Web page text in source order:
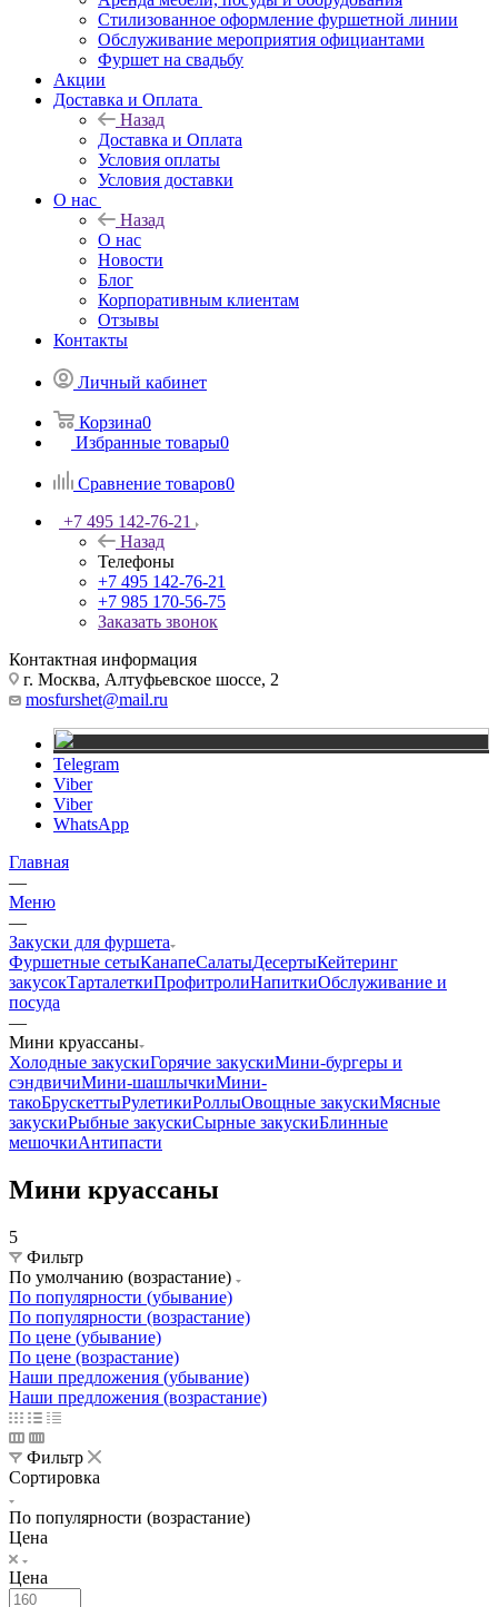
Стилизованное оформление фуршетной линии
Обслуживание мероприятия официантами
Фуршет на свадьбу
Акции
Доставка и Оплата
Назад
Доставка и Оплата
Условия оплаты
Условия доставки
О нас
Назад
О нас
Новости
Блог
Корпоративным клиентам
Отзывы
Контакты
Личный кабинет
Корзина0
Избранные товары0
Сравнение товаров0
+7 495 142-76-21
Назад
Телефоны
+7 495 142-76-21
+7 985 170-56-75
Заказать звонок
Контактная информация
г. Москва, Алтуфьевское шоссе, 2
mosfurshet@mail.ru
Telegram
Viber
Viber
WhatsApp
Главная
—
Меню
—
Закуски для фуршета
Фуршетные сетыКанапеСалатыДесертыКейтеринг
закусокТарталеткиПрофитролиНапиткиОбслуживание и
посуда
—
Мини круассаны
Холодные закускиГорячие закускиМини-бургеры и
сэндвичиМини-шашлычкиМини-
такоБрускеттыРулетикиРоллыОвощные закускиМясные
закускиРыбные закускиСырные закускиБлинные
мешочкиАнтипасти
Мини круассаны
5
Фильтр
По умолчанию (возрастание)
По популярности (убывание)
По популярности (возрастание)
По цене (убывание)
По цене (возрастание)
Наши предложения (убывание)
Наши предложения (возрастание)
Фильтр
Сортировка
По популярности (возрастание)
Цена
Цена